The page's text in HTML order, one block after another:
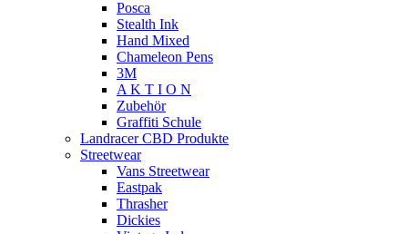
Posca
Stealth Ink
Hand Mixed
Chameleon Pens
3M
A K T I O N
Zubehör
Graffiti Schule
Landracer CBD Produkte
Streetwear
Vans Streetwear
Eastpak
Thrasher
Dickies